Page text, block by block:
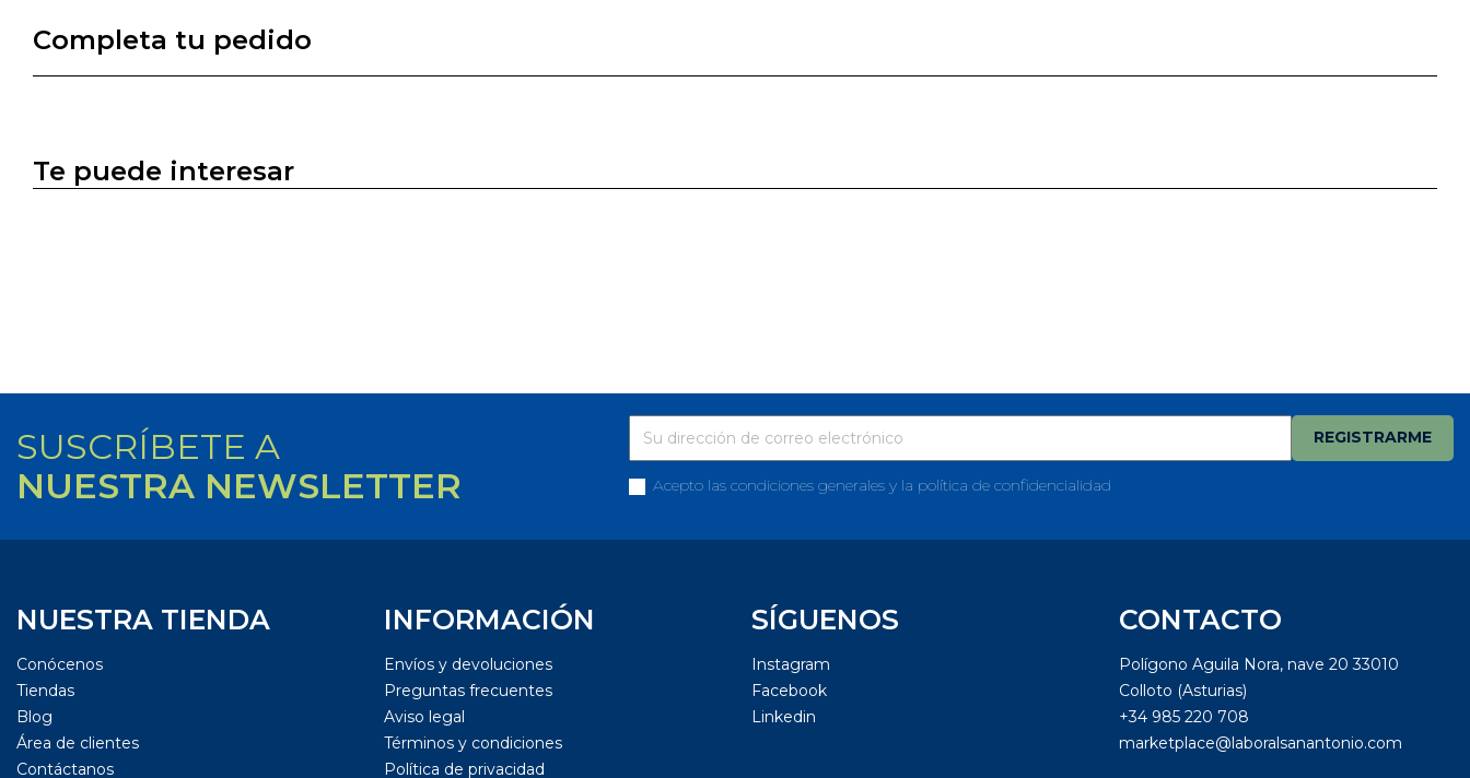
Completa tu pedido
Te puede interesar
SUSCRÍBETE A
NUESTRA NEWSLETTER
Acepto las condiciones generales y la política de confidencialidad
NUESTRA TIENDA
Conócenos
Tiendas
Blog
Área de clientes
Contáctanos
INFORMACIÓN
Envíos y devoluciones
Preguntas frecuentes
Aviso legal
Términos y condiciones
Política de privacidad
SÍGUENOS
Instagram
Facebook
Linkedin
CONTACTO
Polígono Aguila Nora, nave 20 33010
Colloto (Asturias)
+34 985 220 708
marketplace@laboralsanantonio.com